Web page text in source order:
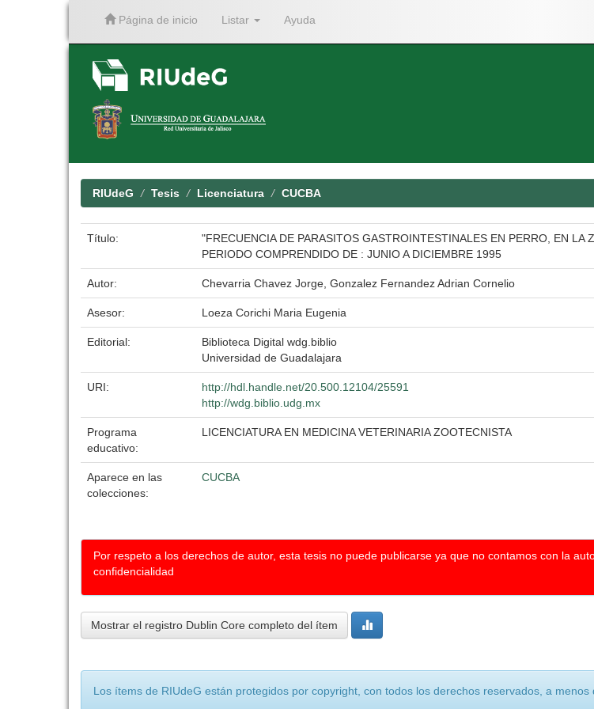
Página de inicio Listar Ayuda
RIUdeG Tesis Licenciatura CUCBA
Título:
"FRECUENCIA DE PARASITOS GASTROINTESTINALES EN PERRO, EN LA
PERIODO COMPRENDIDO DE : JUNIO A DICIEMBRE 1995
Autor: Chevarria Chavez Jorge, Gonzalez Fernandez Adrian Cornelio
Asesor: Loeza Corichi Maria Eugenia
Editorial:
Biblioteca Digital wdg.biblio
Universidad de Guadalajara
URI:
http://hdl.handle.net/20.500.12104/25591
http://wdg.biblio.udg.mx
Programa
educativo:
LICENCIATURA EN MEDICINA VETERINARIA ZOOTECNISTA
Aparece en las
colecciones:
CUCBA
Por respeto a los derechos de autor, esta tesis no puede publicarse ya que no contamos con la
confidencialidad
Mostrar el registro Dublin Core completo del ítem
Los ítems de RIUdeG están protegidos por copyright, con todos los derechos reservados, a menos